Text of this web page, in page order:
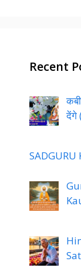
Recent
देंगे
SADGURU